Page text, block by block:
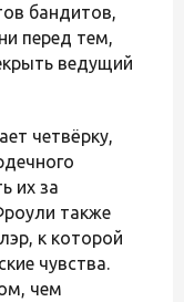
бандитов,
перед тем,
ведущий
четвёрку,
их за
также
к которой
чувства.
чем